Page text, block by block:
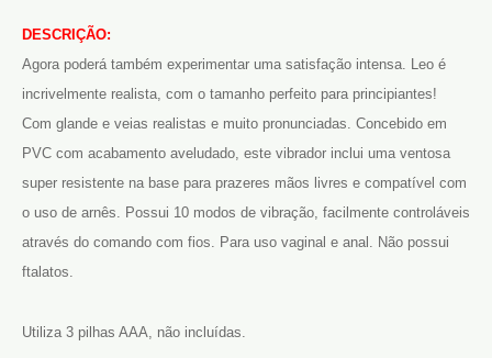
DESCRIÇÃO:
Agora poderá também experimentar uma satisfação intensa. Leo é
incrivelmente realista, com o tamanho perfeito para principiantes!
Com glande e veias realistas e muito pronunciadas. Concebido em
PVC com acabamento aveludado, este vibrador inclui uma ventosa
super resistente na base para prazeres mãos livres e compatível com
o uso de arnês. Possui 10 modos de vibração, facilmente controláveis
através do comando com fios. Para uso vaginal e anal. Não possui
ftalatos.
Utiliza 3 pilhas AAA, não incluídas.